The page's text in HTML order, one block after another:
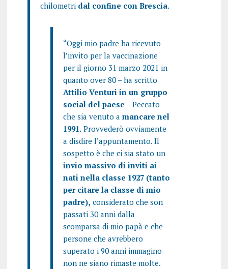
chilometri dal confine con Brescia.
“Oggi mio padre ha ricevuto
l’invito per la vaccinazione
per il giorno 31 marzo 2021 in
quanto over 80 – ha scritto
Attilio Venturi in un gruppo
social del paese – Peccato
che sia venuto a mancare nel
1991.Provvederò ovviamente
a disdire l’appuntamento. Il
sospetto è che ci sia stato un
invio massivo di inviti ai
nati nella classe 1927 (tanto
per citare la classe di mio
padre), considerato che son
passati 30 anni dalla
scomparsa di mio papà e che
persone che avrebbero
superato i 90 anni immagino
non ne siano rimaste molte.